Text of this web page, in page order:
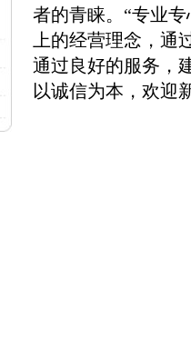
者的青睐。“专业
上的经营理念，
通过良好的服务，
以诚信为本，欢迎